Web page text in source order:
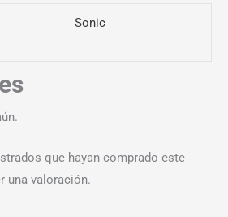
Sonic
que hayan comprado este
una valoración.